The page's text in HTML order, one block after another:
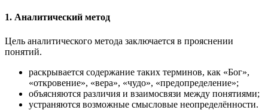
1. Аналитический метод
Цель аналитического метода заключается в прояснении
понятий.
раскрывается содержание таких терминов, как «Бог»,
«откровение», «вера», «чудо», «предопределение»;
объясняются различия и взаимосвязи между понятиями;
устраняются возможные смысловые неопределённости.